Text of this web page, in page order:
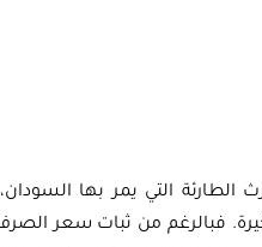
الطارئة التي يمر بها
فبالرغم من ثبات سعر